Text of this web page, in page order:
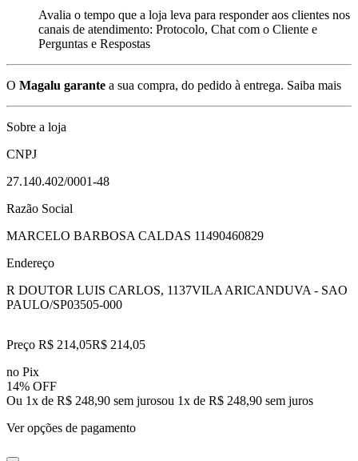
Avalia o tempo que a loja leva para responder aos clientes nos
canais de atendimento: Protocolo, Chat com o Cliente e
Perguntas e Respostas
O Magalu garante a sua compra, do pedido à entrega. Saiba mais
Sobre a loja
CNPJ
27.140.402/0001-48
Razão Social
MARCELO BARBOSA CALDAS 11490460829
Endereço
R DOUTOR LUIS CARLOS, 1137VILA ARICANDUVA - SAO
PAULO/SP03505-000
Preço R$ 214,05R$ 214,05
no Pix
14% OFF
Ou 1x de R$ 248,90 sem jurosou 1x de R$ 248,90 sem juros
Ver opções de pagamento